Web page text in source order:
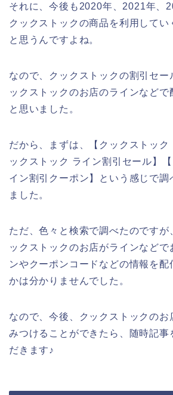
それに、今後も2020年、2021年、
クックストックの商品を利用してい
と思うんですよね。
なので、クックストックの割引セー
ックストックのお店のラインなどで
と思いました。
だから、まずは、【クックストック
ックストック ライン割引セール】
イン割引クーポン】という感じで調
ました。
ただ、色々と検索で調べたのですが
ックストックのお店がラインなどで
ンやクーポンコードなどの情報を配
かは分かりませんでした。
なので、今後、クックストックのお
みつけることができたら、随時記事
だきます♪